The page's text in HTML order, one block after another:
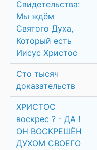
Свидетельства:
Мы ждём
Святого Духа,
Который есть
Иисус Христос
Сто тысяч
доказательств
ХРИСТОС
воскрес ? - ДА !
ОН ВОСКРЕШЁН
ДУХОМ СВОЕГО